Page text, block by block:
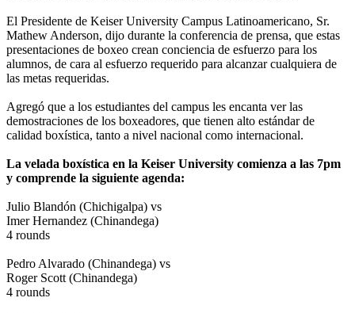
El Presidente de Keiser University Campus Latinoamericano, Sr.
Mathew Anderson, dijo durante la conferencia de prensa, que estas
presentaciones de boxeo crean conciencia de esfuerzo para los
alumnos, de cara al esfuerzo requerido para alcanzar cualquiera de
las metas requeridas.
Agregó que a los estudiantes del campus les encanta ver las
demostraciones de los boxeadores, que tienen alto estándar de
calidad boxística, tanto a nivel nacional como internacional.
La velada boxística en la Keiser University comienza a las 7pm
y comprende la siguiente agenda:
Julio Blandón (Chichigalpa) vs
Imer Hernandez (Chinandega)
4 rounds
Pedro Alvarado (Chinandega) vs
Roger Scott (Chinandega)
4 rounds